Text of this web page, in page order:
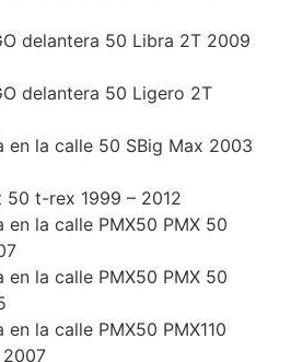
delantera 50 Libra 2T 2009
delantera 50 Ligero 2T
en la calle 50 SBig Max 2003
50 t-rex 1999 – 2012
en la calle PMX50 PMX 50
en la calle PMX50 PMX 50
la calle PMX50 PMX110
2007